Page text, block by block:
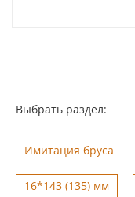
Выбрать раздел:
Имитация бруса
16*143 (135) мм